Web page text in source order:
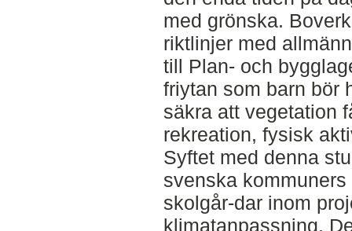
med grönska.
riktlinjer med
till Plan- och
friytan som barn bör
säkra att vegetation
rekreation, fysisk
Syftet med denna
svenska
skolgår-dar inom
klimatanpassning.